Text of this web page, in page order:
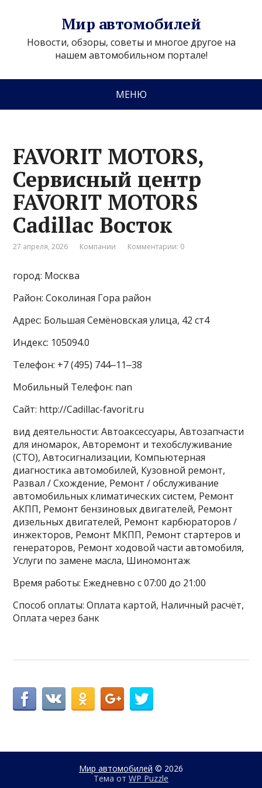
Мир автомобилей
Новости, обзоры, советы и многое другое на
нашем автомобильном портале!
МЕНЮ
FAVORIT MOTORS,
Сервисный центр
FAVORIT MOTORS
Cadillac Восток
27 апреля, 2026 Компании Комментарии: 0
город: Москва
Район: Соколиная Гора район
Адрес: Большая Семёновская улица, 42 ст4
Индекс: 105094.0
Телефон: +7 (495) 744‒11‒38
Мобильный Телефон: nan
Сайт: http://Cadillac-favorit.ru
вид деятельности: Автоаксессуары, Автозапчасти
для иномарок, Авторемонт и техобслуживание
(СТО), Автосигнализации, Компьютерная
диагностика автомобилей, Кузовной ремонт,
Развал / Схождение, Ремонт / обслуживание
автомобильных климатических систем, Ремонт
АКПП, Ремонт бензиновых двигателей, Ремонт
дизельных двигателей, Ремонт карбюраторов /
инжекторов, Ремонт МКПП, Ремонт стартеров и
генераторов, Ремонт ходовой части автомобиля,
Услуги по замене масла, Шиномонтаж
Время работы: Ежедневно с 07:00 до 21:00
Способ оплаты: Оплата картой, Наличный расчёт,
Оплата через банк
Мир автомобилей © 2026
Тема от WP Puzzle